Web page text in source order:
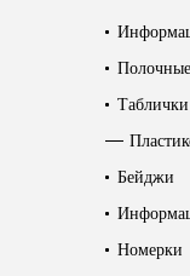
Таблички
Бейджи
Номерки